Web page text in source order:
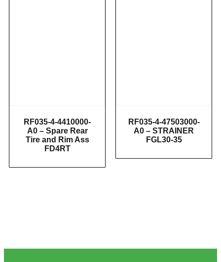
RF035-4-4410000-
A0 – Spare Rear
Tire and Rim Ass
FD4RT
RF035-4-47503000-
A0 – STRAINER
FGL30-35